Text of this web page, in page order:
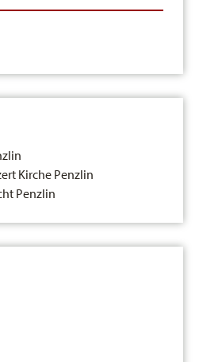
Kirche Penzlin
Penzlin